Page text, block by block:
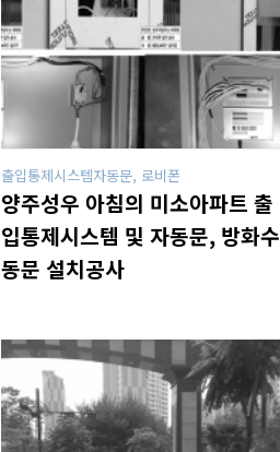
출입통제시스템자동문, 로비폰
양주성우 아침의 미소아파트 출
입통제시스템 및 자동문, 방화수
동문 설치공사